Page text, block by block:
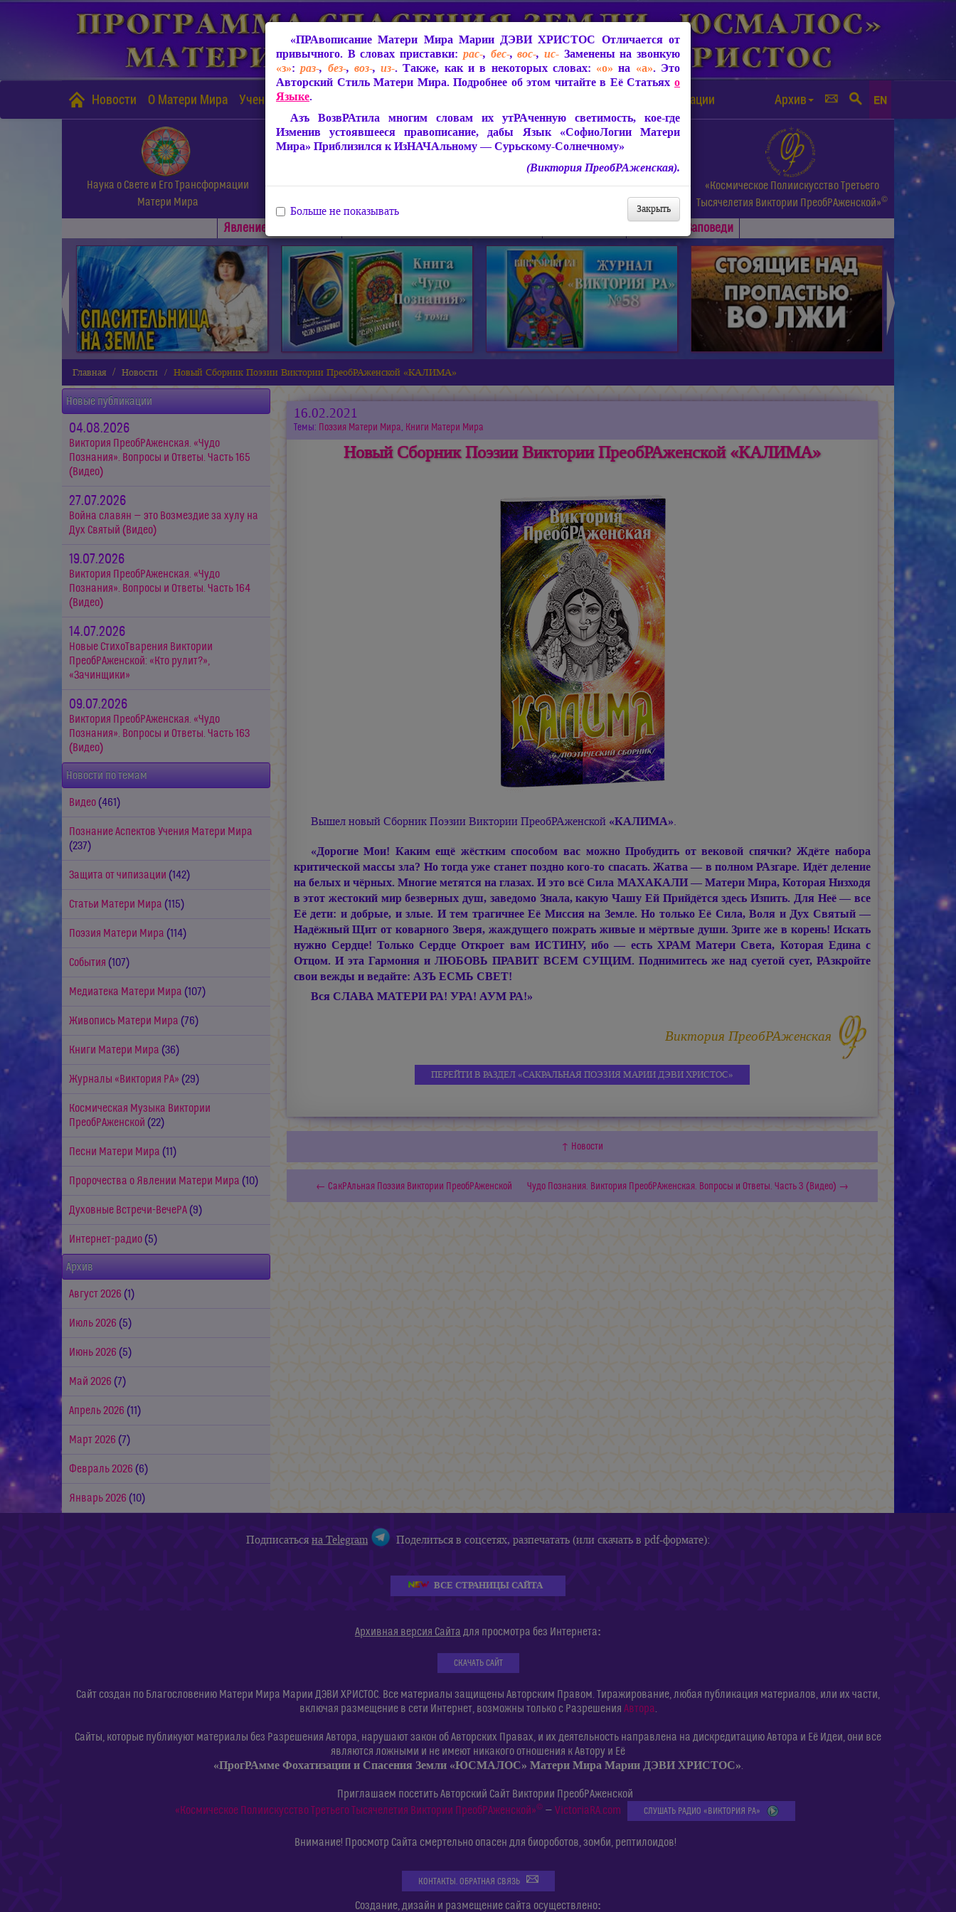
Новости О Матери Мира Учение Матери Мира Защита от чипизации Архив EN
Наука о Свете и Его Трансформации
Матери Мира
СофиоЛогия Матери Мира
Живое Слово Матери Мира.
Статьи, Книги, Видео, Аудио и др.
«Космическое Полиискусство Третьего
Тысячелетия Виктории ПреобРАженской»©
Явлениe Матери Мира Заповеди
◄ ►
Главная Новости Новый Сборник Поэзии Виктории ПреобРАженской «КАЛИМА»
Новые публикации
04.08.2026
Виктория ПреобРАженская. «Чудо
Познания». Вопросы и Ответы. Часть 165
(Видео)
27.07.2026
Война славян — это Возмездие за хулу на
Дух Святый (Видео)
19.07.2026
Виктория ПреобРАженская. «Чудо
Познания». Вопросы и Ответы. Часть 164
(Видео)
14.07.2026
Новые СтихоТварения Виктории
ПреобРАженской: «Кто рулит?»,
«Зачинщики»
09.07.2026
Виктория ПреобРАженская. «Чудо
Познания». Вопросы и Ответы. Часть 163
(Видео)
Новости по темам
Видео (461)
Познание Аспектов Учения Матери Мира
(237)
Защита от чипизации (142)
Статьи Матери Мира (115)
Поэзия Матери Мира (114)
События (107)
Медиатека Матери Мира (107)
Живопись Матери Мира (76)
Книги Матери Мира (36)
Журналы «Виктория РА» (29)
Космическая Музыка Виктории
ПреобРАженской (22)
Песни Матери Мира (11)
Пророчества о Явлении Матери Мира (10)
Духовные Встречи-ВечеРА (9)
Интернет-радио (5)
Архив
Август 2026 (1)
Июль 2026 (5)
Июнь 2026 (5)
Май 2026 (7)
Апрель 2026 (11)
Март 2026 (7)
Февраль 2026 (6)
Январь 2026 (10)
16.02.2021
Темы: Поэзия Матери Мира, Книги Матери Мира
Новый Сборник Поэзии Виктории ПреобРАженской «КАЛИМА»
Вышел новый Сборник Поэзии Виктории ПреобРАженской «КАЛИМА».
«Дорогие Мои! Каким ещё жёстким способом вас можно Пробудить от вековой спячки? Ждёте набора
критической массы зла? Но тогда уже станет поздно кого-то спасать. Жатва — в полном РАзгаре. Идёт деление
на белых и чёрных. Многие метятся на глазах. И это всё Сила МАХАКАЛИ — Матери Мира, Которая Низходя
в этот жестокий мир безверных душ, заведомо Знала, какую Чашу Ей Прийдётся здесь Изпить. Для Неё — все
Её дети: и добрые, и злые. И тем трагичнее Её Миссия на Земле. Но только Её Сила, Воля и Дух Святый —
Надёжный Щит от коварного Зверя, жаждущего пожрать живые и мёртвые души. Зрите же в корень! Искать
нужно Сердце! Только Сердце Откроет вам ИСТИНУ, ибо — есть ХРАМ Матери Света, Которая Едина с
Отцом. И эта Гармония и ЛЮБОВЬ ПРАВИТ ВСЕМ СУЩИМ. Поднимитесь же над суетой сует, РАзкройте
свои вежды и ведайте: АЗЪ ЕСМЬ СВЕТ!
Вся СЛАВА МАТЕРИ РА! УРА! АУМ РА!»
Виктория ПреобРАженская
ПЕРЕЙТИ В РАЗДЕЛ «САКРАЛЬНАЯ ПОЭЗИЯМАРИИ ДЭВИ ХРИСТОС»
↑ Новости
← СакРАльная Поэзия Виктории ПреобРАженской Чудо Познания. Виктория ПреобРАженская. Вопросы и Oтветы. Часть 3 (Видео) →
«ПРАвописание Матери Мира Марии ДЭВИ ХРИСТОС Отличается от
привычного. В словах приставки: рас-, бес-,вос-, ис-Заменены на звонкую
«з»:раз-, без-, воз-,из-. Также, как и в некоторых словах: «о» на «а». Это
Авторский Стиль Матери Мира. Подробнее об этом читайте в Её Статьях о
Языке.
Азъ ВозвРАтила многим словам их утРАченную светимость, кое-где
Изменив устоявшееся правописание, дабы Язык «СофиоЛогии Матери
Мира» Приблизился к ИзНАЧАльному — Сурьскому-Солнечному»
(Виктория ПреобРАженская).
Закрыть
Больше не показывать
Подписатьсяна Telegram Поделиться в соцсетях, разпечатать (или скачать в pdf-формате):
ВСЕ СТРАНИЦЫ САЙТА
Архивная версия Сайта для просмотра без Интернета:
СКАЧАТЬ САЙТ
Сайт создан по Благословению Матери Мира Марии ДЭВИ ХРИСТОС. Все материалы защищены Авторским Правом. Тиражирование, любая публикация материалов, или их части,
включая размещение в сети Интернет, возможны только с Разрешения Автора.
Сайты, которые публикуют материалы без Разрешения Автора, нарушают закон об Авторских Правах, и их деятельность направлена на дискредитацию Автора и Её Идеи, они все
являются ложными и не имеют никакого отношения к Автору и Её
«ПрогРАмме Фохатизации и Спасения Земли «ЮСМАЛОС» Матери Мира Марии ДЭВИ ХРИСТОС».
Приглашаем посетить Авторский Сайт Виктории ПреобРАженской
«Космическое Полиискусство Третьего Тысячелетия Виктории ПреобРАженской»© — VictoriaRA.com СЛУШАТЬ РАДИО «ВИКТОРИЯ РА»
Внимание! Просмотр Сайта смертельно опасен для биороботов, зомби, рептилоидов!
КОНТАКТЫ. ОБРАТНАЯ СВЯЗЬ
Создание, дизайн и размещение сайта осуществлено: